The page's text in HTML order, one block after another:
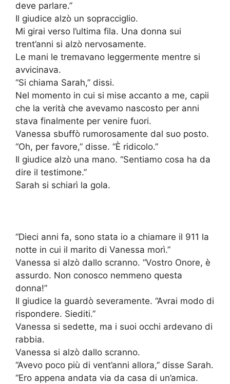
deve parlare.”
Il giudice alzò un sopracciglio.
Mi girai verso l’ultima fila. Una donna sui
trent’anni si alzò nervosamente.
Le mani le tremavano leggermente mentre si
avvicinava.
“Si chiama Sarah,” dissi.
Nel momento in cui si mise accanto a me, capii
che la verità che avevamo nascosto per anni
stava finalmente per venire fuori.
Vanessa sbuffò rumorosamente dal suo posto.
“Oh, per favore,” disse. “È ridicolo.”
Il giudice alzò una mano. “Sentiamo cosa ha da
dire il testimone.”
Sarah si schiarì la gola.
“Dieci anni fa, sono stata io a chiamare il 911 la
notte in cui il marito di Vanessa morì.”
Vanessa si alzò dallo scranno. “Vostro Onore, è
assurdo. Non conosco nemmeno questa
donna!”
Il giudice la guardò severamente. “Avrai modo di
rispondere. Siediti.”
Vanessa si sedette, ma i suoi occhi ardevano di
rabbia.
Vanessa si alzò dallo scranno.
“Avevo poco più di vent’anni allora,” disse Sarah.
“Ero appena andata via da casa di un’amica.